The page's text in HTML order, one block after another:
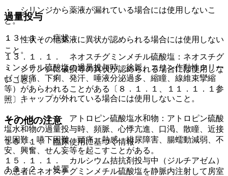
・ シリンジから薬液が漏れている場合には使用しないこ
と。
・ 性状その他薬液に異状が認められる場合には使用しない
こと。
・ シリンジに破損等の異状が認められる場合には使用しな
いこと。
・ キャップが外れている場合には使用しないこと。
その他の注意
１５．１． 臨床使用に基づく情報
１５．１．１． カルシウム拮抗剤投与中（ジルチアゼム）
の患者にネオスチグミンメチル硫酸塩を静脈内注射して房室
過量投与
１３．１． 症状
１３．１．１． ネオスチグミンメチル硫酸塩：ネオスチグ
ミンメチル硫酸塩の過量投与時、徐脈、コリン作動性クリー
ゼ（腹痛、下痢、発汗、唾液分泌過多、縮瞳、線維束攣縮
等）があらわれることがある〔８．１．１、１１．１．１参
照〕。
１３．１．２． アトロピン硫酸塩水和物：アトロピン硫酸
塩水和物の過量投与時、頻脈、心悸亢進、口渇、散瞳、近接
視困難、嚥下困難、頭痛、熱感、排尿障害、腸蠕動減弱、不
安、興奮、せん妄等を起こすことがある。
１３．２． 処置